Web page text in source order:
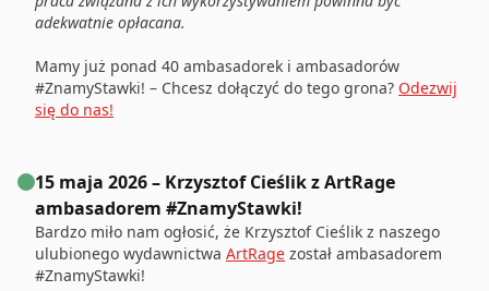
adekwatnie opłacana.
Mamy już ponad 40 ambasadorek i ambasadorów
#ZnamyStawki! – Chcesz dołączyć do tego grona? Odezwij
się do nas!
15 maja 2026 – Krzysztof Cieślik z ArtRage
ambasadorem #ZnamyStawki!
Bardzo miło nam ogłosić, że Krzysztof Cieślik z naszego
ulubionego wydawnictwa ArtRage został ambasadorem
#ZnamyStawki!